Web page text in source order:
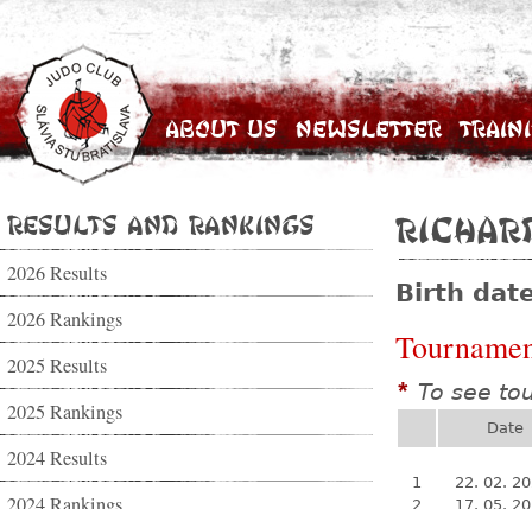
About Us Newsletter
Results and Rankings
2026 Results
2026 Rankings
2025 Results
2025 Rankings
2024 Results
Birth
* To see
Date
1
22. 02.
2
17. 05.